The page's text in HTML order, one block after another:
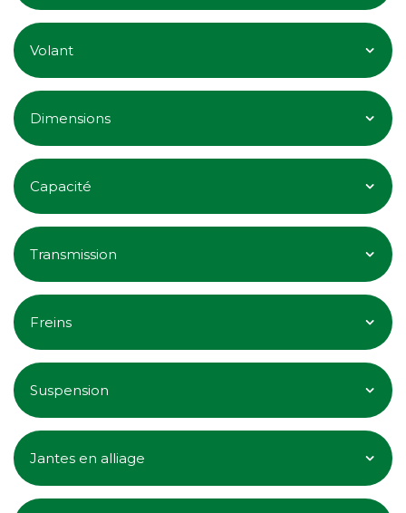
Volant
Dimensions
Capacité
Transmission
Freins
Suspension
Jantes en alliage